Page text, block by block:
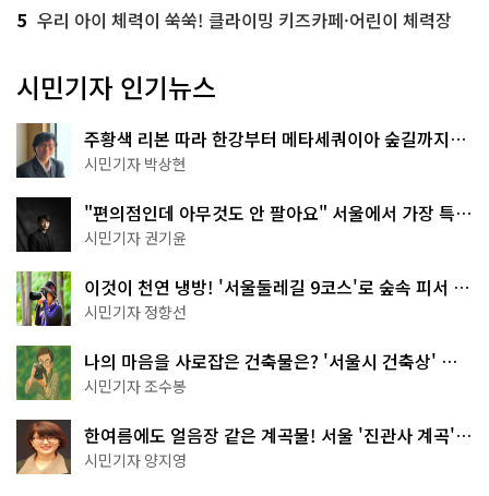
5 우리 아이 체력이 쑥쑥! 클라이밍 키즈카페·어린이 체력장
시민기자 인기뉴스
주황색 리본 따라 한강부터 메타세쿼이아 숲길까지…
서울둘레길 15코스
시민기자 박상현
"편의점인데 아무것도 안 팔아요" 서울에서 가장 특별
한 편의점의 정체
시민기자 권기윤
이것이 천연 냉방! '서울둘레길 9코스'로 숲속 피서 떠
나볼까
시민기자 정향선
나의 마음을 사로잡은 건축물은? '서울시 건축상' 수
상작 공개!
시민기자 조수봉
한여름에도 얼음장 같은 계곡물! 서울 '진관사 계곡'이
천국이네~
시민기자 양지영